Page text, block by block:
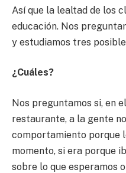
Así que la lealtad de los
educación. Nos
y estudiamos tres
¿Cuáles?
Nos preguntamos si, en
restaurante, a la gente
comportamiento porque
momento, si era porque
sobre lo que esperamos